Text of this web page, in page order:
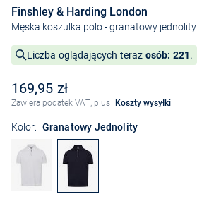
Finshley & Harding London
Męska koszulka polo- granatowy jednolity
Liczba oglądających teraz osób: 221.
169,95 zł
Zawiera podatek VAT, plus Koszty wysyłki
Kolor: Granatowy Jednolity